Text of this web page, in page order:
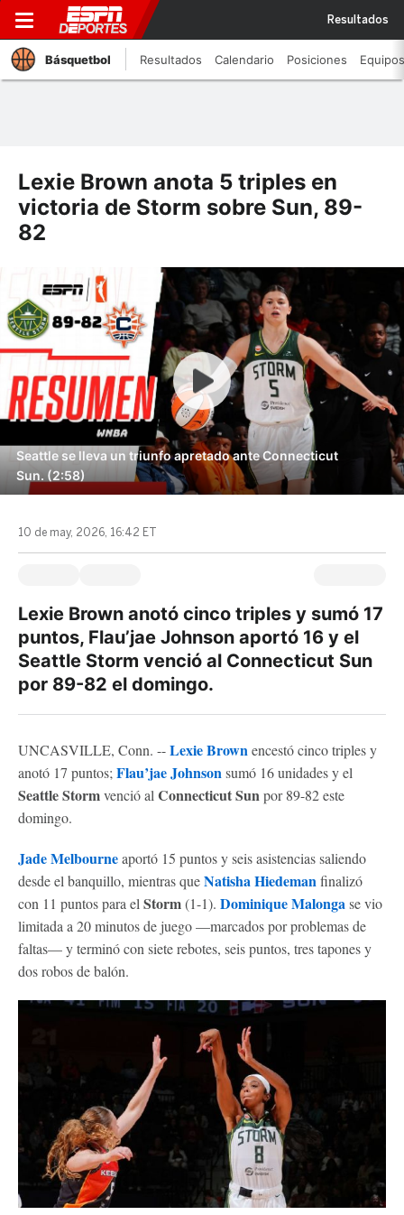
Resultados
Básquetbol Resultados Calendario Posiciones Equipos
Lexie Brown anota 5 triples en
victoria de Storm sobre Sun, 89-
82
Seattle se lleva un triunfo apretado ante Connecticut
Sun. (2:58)
10 de may, 2026, 16:42 ET
Lexie Brown anotó cinco triples y sumó 17
puntos, Flau’jae Johnson aportó 16 y el
Seattle Storm venció al Connecticut Sun
por 89-82 el domingo.
UNCASVILLE, Conn. --Lexie Brownencestó cinco triples y
anotó 17 puntos; Flau’jae Johnsonsumó 16 unidades y el
Seattle Stormvenció al Connecticut Sunpor 89-82 este
domingo.
Jade Melbourneaportó 15 puntos y seis asistencias saliendo
desde el banquillo, mientras queNatisha Hiedemanfinalizó
con 11 puntos para el Storm(1-1). Dominique Malongase vio
limitada a 20 minutos de juego —marcados por problemas de
faltas— y terminó con siete rebotes, seis puntos, tres tapones y
dos robos de balón.